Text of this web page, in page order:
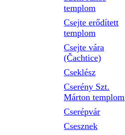
templom
Csejte erődített
templom
Csejte vára
(Čachtice)
Cseklész
Cserény Szt.
Márton templom
Cserépvár
Csesznek